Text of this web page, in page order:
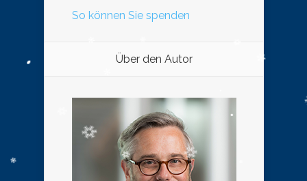
So können Sie spenden
Über den Autor